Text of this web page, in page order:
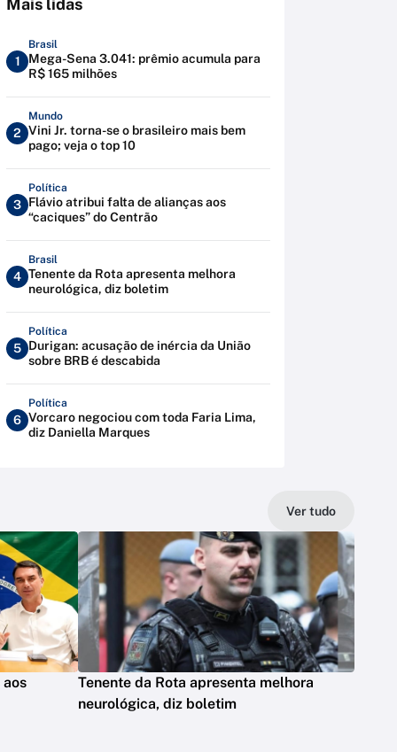
Mais lidas
1
Brasil
Mega-Sena 3.041: prêmio acumula para
R$ 165 milhões
2
Mundo
Vini Jr. torna-se o brasileiro mais bem
pago; veja o top 10
3
Política
Flávio atribui falta de alianças aos
“caciques” do Centrão
4
Brasil
Tenente da Rota apresenta melhora
neurológica, diz boletim
5
Política
Durigan: acusação de inércia da União
sobre BRB é descabida
6
Política
Vorcaro negociou com toda Faria Lima,
diz Daniella Marques
Ver tudo
Tenente da Rota apresenta melhora
neurológica, diz boletim